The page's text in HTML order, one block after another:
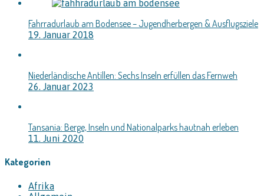
Fahrradurlaub am Bodensee – Jugendherbergen & Ausflugsziele
19. Januar 2018
Niederländische Antillen: Sechs Inseln erfüllen das Fernweh
26. Januar 2023
Tansania: Berge, Inseln und Nationalparks hautnah erleben
11. Juni 2020
Kategorien
Afrika